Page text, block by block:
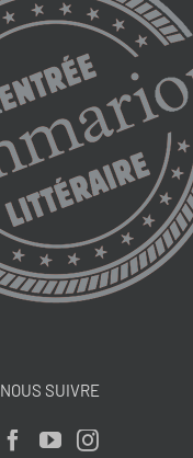
NOUS SUIVRE